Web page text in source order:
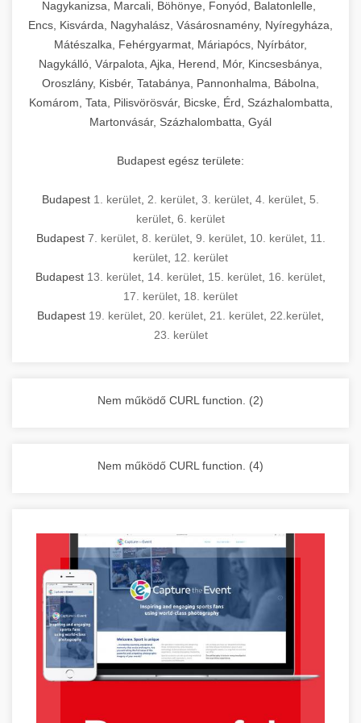
Ipari sütők és gőzpárolók katalógusa -
chef-iparikonyhagepek.hu
berendezések
használatot, miközben megfelel az összes
higiéniai előírásnak.
Ipari hűtőberendezések széles
választéka - chef-iparikonyhagepek.hu
kereskedelmi hűtőegység és hűtőkamra rendszerek
hőmérsékletet és vízminőséget figyelő
rendszerekkel, valamint energiatakarékos
technológiával rendelkeznek. A rozsdamentes
acél konstrukció és a könnyen hozzáférhető
karbantartási pontok biztosítják a hosszú
élettartamot és az egyszerű üzemeltetést.
Ipari mosogatógépek teljes kínálata -
kereskedelmi mosogatógép és tisztítóberendezések
tisztíthatók, szétszerelhetők és karbantarthatók,
megfelelnek az összes élelmiszer-biztonsági
előírásnak. Különböző teljesítményű modellek
állnak rendelkezésre asztali és állványos
kivitelben, az egyedi igények és a
feldolgozandó mennyiségek függvényében.
Biztonságos kezelést biztosító védőburkolatok
számára.
Sajtreszelő gépek szakmai választéka -
chef-iparikonyhagepek.hu
kereskedelmi sajtreszelő és aprítógépek
berendezést magában foglal, amely szükséges
egy modern, hatékonyan működő
kereskedelmi konyha komplett felszereléséhez
és működtetéséhez. Az alapvető
főzőberendezésektől (tűzhelyek, sütők,
grillsütők, frittőzök) kezdve a speciális
feldolgozógépeken (szeletelők, aprítók,
kiegészítő eszközökig mindent egy helyen
megtalál. Szakértő tanácsadóink segítenek a
megfelelő berendezések kiválasztásában, a
konyha optimális elrendezésének
megtervezésében, valamint a telepítés és az
üzembe helyezés koordinálásában. Hosszú távú
garancia, gyors szerviz és folyamatos műszaki
támogatás biztosítja az Ön nyugalmát és
Nagykonyhai berendezések komplett
Nagykanizsa, Marcali, Böhönye, Fonyód, Balatonlelle,
Encs, Kisvárda, Nagyhalász, Vásárosnamény, Nyíregyháza,
Mátészalka, Fehérgyarmat, Máriapócs, Nyírbátor,
Nagykálló, Várpalota, Ajka, Herend, Mór, Kincsesbánya,
Oroszlány, Kisbér, Tatabánya, Pannonhalma, Bábolna,
Komárom, Tata, Pilisvörösvár, Bicske, Érd, Százhalombatta,
Martonvásár, Százhalombatta, Gyál
Budapest egész területe:
Budapest 1. kerület 2. kerület 3. kerület 4. kerület 5.
kerület 6. kerület
Budapest 7. kerület, 8. kerület, 9. kerület, 10. kerület, 11.
kerület 12. kerület
Budapest 13. kerület 14. kerület 15. kerület 16. kerület
17. kerület 18. kerület
Budapest 19. kerület 20. kerület 21. kerület 22.kerület
23. kerület
Nem működő CURL function. (2)
Nem működő CURL function. (4)